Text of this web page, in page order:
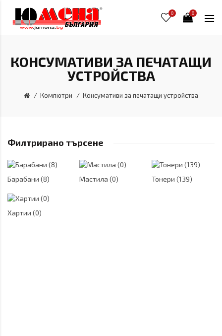
0 0
КОНСУМАТИВИ ЗА ПЕЧАТАЩИ
УСТРОЙСТВА
Компютри Консумативи за печатащи устройства
Филтрирано търсене
Барабани (8) Мастила (0) Тонери (139)
Хартии (0)